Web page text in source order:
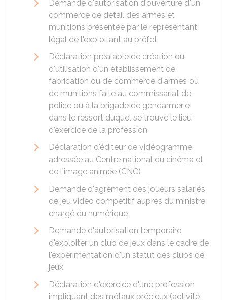
Demande d'autorisation d'ouverture d'un
commerce de détail des armes et
munitions présentée par le représentant
légal de l'exploitant au préfet
Déclaration préalable de création ou
d'utilisation d'un établissement de
fabrication ou de commerce d'armes ou
de munitions faite au commissariat de
police ou à la brigade de gendarmerie
dans le ressort duquel se trouve le lieu
d'exercice de la profession
Déclaration d'éditeur de vidéogramme
adressée au Centre national du cinéma et
de l'image animée (CNC)
Demande d'agrément des joueurs salariés
de jeu vidéo compétitif auprès du ministre
chargé du numérique
Demande d'autorisation temporaire
d'exploiter un club de jeux dans le cadre de
l'expérimentation d'un statut des clubs de
jeux
Déclaration d'exercice d'une profession
impliquant des métaux précieux (activité